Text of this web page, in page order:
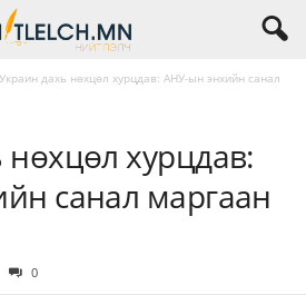
Украин дахь нөхцөл хурцдав: АНУ-ын энхийн санал
хурцдав:
санал маргаан
0